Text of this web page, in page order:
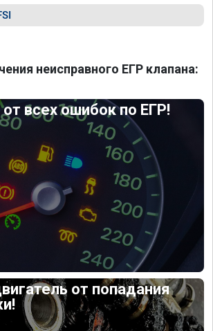
неисправного ЕГР клапана:
от всех ошибок по ЕГР!
от попадания